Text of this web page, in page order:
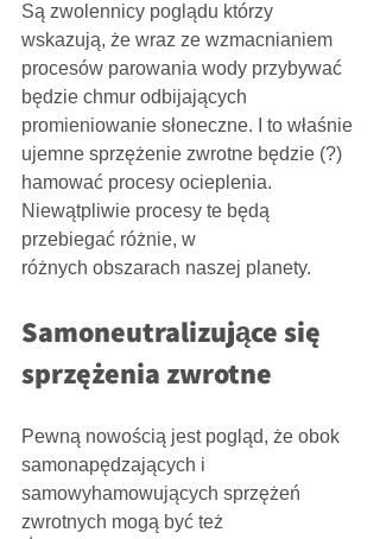
Są zwolennicy poglądu którzy
wskazują, że wraz ze wzmacnianiem
procesów parowania wody przybywać
będzie chmur odbijających
promieniowanie słoneczne. I to właśnie
ujemne sprzężenie zwrotne będzie (?)
hamować procesy ocieplenia.
Niewątpliwie procesy te będą
przebiegać różnie, w
różnych obszarach naszej planety.
Samoneutralizujące się
sprzężenia zwrotne
Pewną nowością jest pogląd, że obok
samonapędzających i
samowyhamowujących sprzężeń
zwrotnych mogą być też